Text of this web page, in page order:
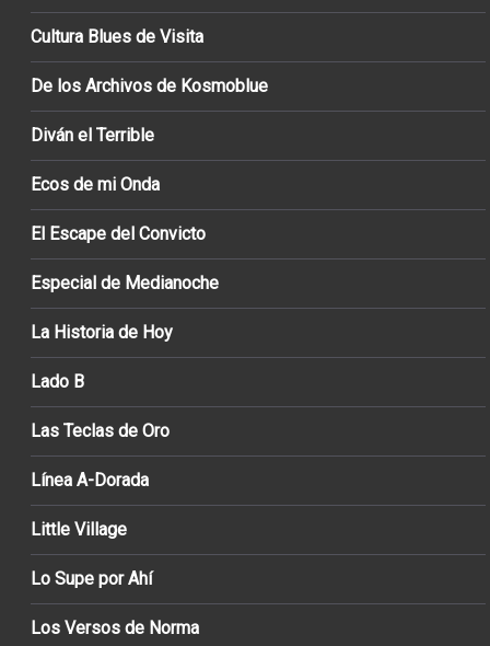
Cultura Blues de Visita
De los Archivos de Kosmoblue
Diván el Terrible
Ecos de mi Onda
El Escape del Convicto
Especial de Medianoche
La Historia de Hoy
Lado B
Las Teclas de Oro
Línea A-Dorada
Little Village
Lo Supe por Ahí
Los Versos de Norma